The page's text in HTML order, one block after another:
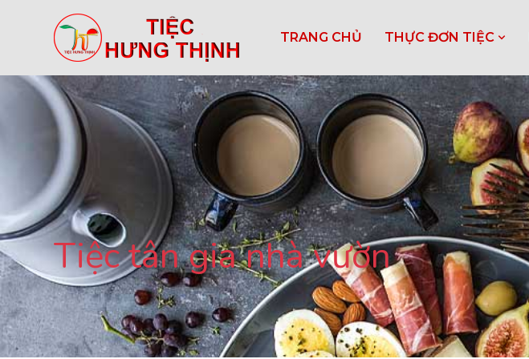
TRANG CHỦ THỰC ĐƠN TIỆC
Tiệc tân gia nhà vườn